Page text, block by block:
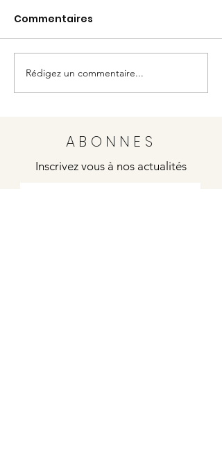
SUMMER DAYS
Commentaires
Rédigez un commentaire...
ABONNES
Inscrivez vous à nos actualités